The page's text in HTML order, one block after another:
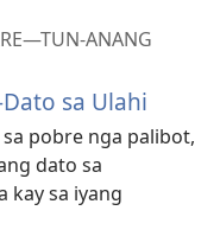
ANANG
sa Ulahi
pobre nga palibot,
dato sa
sa iyang